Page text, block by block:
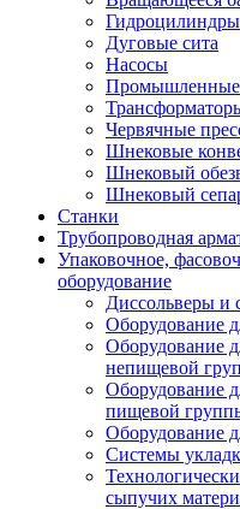
Гидроцилиндры
Дуговые сита
Насосы
Промышленные
Червячные
Шнековые
Шнековый
Шнековый
Станки
Трубопроводная
Упаковочное,
оборудование
Диссольверы и
Оборудование
Оборудование
непищевой
Оборудование
пищевой
Оборудование
Системы
сыпучих